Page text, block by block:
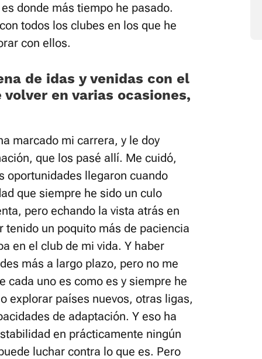
donde más tiempo he pasado.
todos los clubes en los que he
con ellos.
de idas y venidas con el
en varias ocasiones,
marcado mi carrera, y le doy
que los pasé allí. Me cuidó,
oportunidades llegaron cuando
que siempre he sido un culo
pero echando la vista atrás en
un poquito más de paciencia
en el club de mi vida. Y haber
más a largo plazo, pero no me
cada uno es como es y siempre he
explorar países nuevos, otras ligas,
de adaptación. Y eso ha
en prácticamente ningún
luchar contra lo que es. Pero